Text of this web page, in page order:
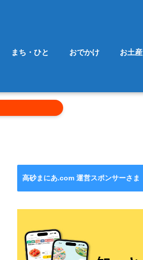
まち・ひと おでかけ お土産
高砂まにあ.com 運営スポンサーさま